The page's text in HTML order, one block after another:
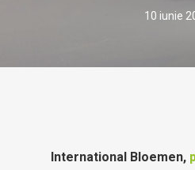
10 iunie
International Bloemen,